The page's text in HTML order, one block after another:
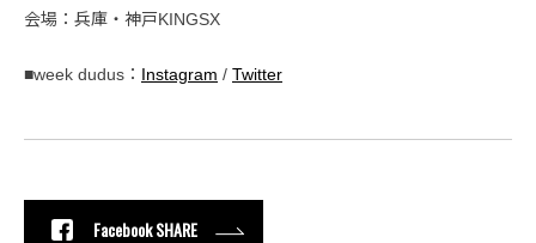
会場：兵庫・神戸KINGSX
■week dudus： Instagram / Twitter
Facebook SHARE